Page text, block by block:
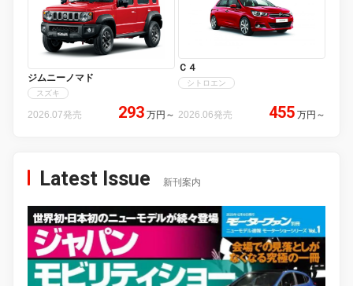
ジムニーノマド
スズキ
2026.07発売 293 万円 ～
Ｃ４
シトロエン
2026.06発売 455 万円 ～
Latest Issue 新刊案内